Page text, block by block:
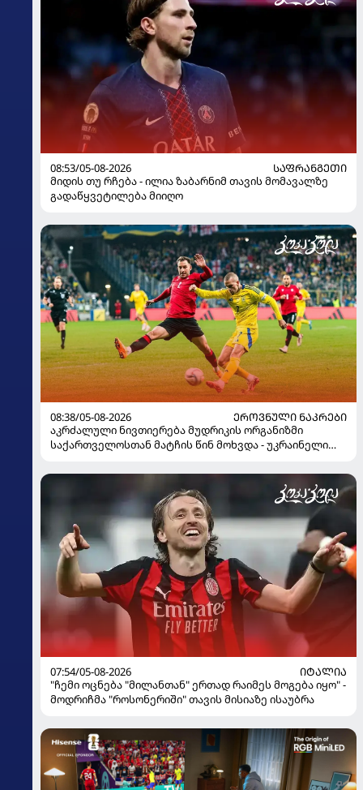
08:53/05-08-2026
ᲡᲐᲤᲠᲐᲜᲒᲔᲗᲘ
მიდის თუ რჩება - ილია ზაბარნიმ თავის მომავალზე
გადაწყვეტილება მიიღო
08:38/05-08-2026
ᲔᲠᲝᲕᲜᲣᲚᲘ ᲜᲐᲙᲠᲔᲑᲘ
აკრძალული ნივთიერება მუდრიკის ორგანიზმი
საქართველოსთან მატჩის წინ მოხვდა - უკრაინელი
ინფორმაციას ავრცელებს
07:54/05-08-2026
ᲘᲢᲐᲚᲘᲐ
"ჩემი ოცნება "მილანთან" ერთად რაიმეს მოგება იყო" -
მოდრიჩმა "როსონერიში" თავის მისიაზე ისაუბრა